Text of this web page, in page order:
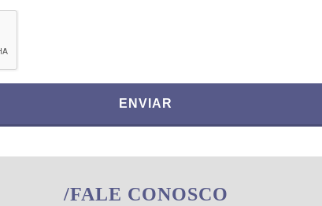
ENVIAR
/FALE CONOSCO